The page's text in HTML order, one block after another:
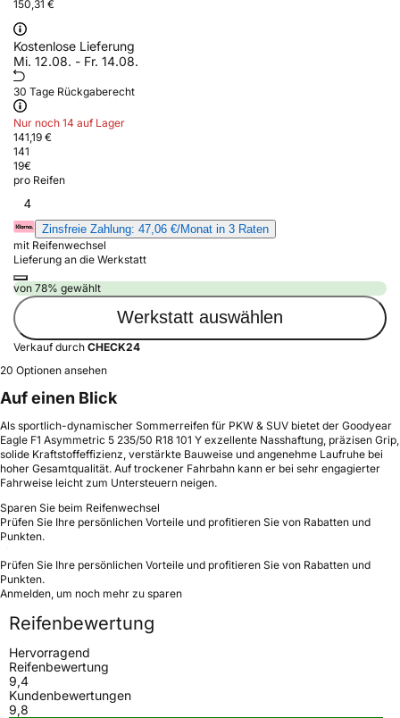
150,31 €
Kostenlose Lieferung
Mi. 12.08. - Fr. 14.08.
30 Tage Rückgaberecht
Nur noch 14 auf Lager
141,19 €
141
19€
pro Reifen
4
Zinsfreie Zahlung: 47,06 €/Monat in 3 Raten
mit Reifenwechsel
Lieferung an die Werkstatt
von 78% gewählt
Werkstatt auswählen
Verkauf durch CHECK24
20 Optionen ansehen
Auf einen Blick
Als sportlich-dynamischer Sommerreifen für PKW & SUV bietet der Goodyear
Eagle F1 Asymmetric 5 235/50 R18 101 Y exzellente Nasshaftung, präzisen Grip,
solide Kraftstoffeffizienz, verstärkte Bauweise und angenehme Laufruhe bei
hoher Gesamtqualität. Auf trockener Fahrbahn kann er bei sehr engagierter
Fahrweise leicht zum Untersteuern neigen.
Sparen Sie beim Reifenwechsel
Prüfen Sie Ihre persönlichen Vorteile und profitieren Sie von Rabatten und
Punkten.
Prüfen Sie Ihre persönlichen Vorteile und profitieren Sie von Rabatten und
Punkten.
Anmelden, um noch mehr zu sparen
Reifenbewertung
Hervorragend
Reifenbewertung
9,4
Kundenbewertungen
9,8